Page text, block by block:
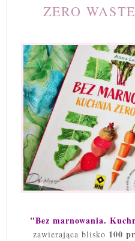
ZERO
"Bez marnowania.
zawierająca blisko 100